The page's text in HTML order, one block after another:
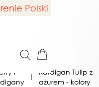
Polski
i
Kardigan Tulip z
ażurem - kolory